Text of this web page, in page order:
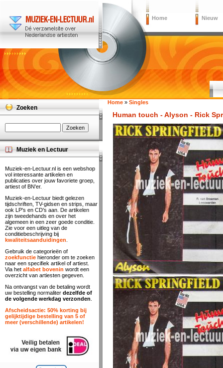
Home Nieuw
Home » Singles
Human touch - Alyson - Rick
Zoeken
Muziek en Lectuur
Muziek-en-Lectuur.nl is een webshop
vol interessante artikelen en
publicaties over jouw favoriete groep,
artiest of BN'er.
Muziek-en-Lectuur biedt gelezen
tijdschriften, TV-gidsen en strips, maar
ook LP's en CD's aan. De artikelen
zijn tweedehands en over het
algemeen in een zeer goede conditie.
Zie voor een uitleg van de
conditiebeschrijving bij
kwaliteitsaanduidingen
Gebruik de categorieën of
zoekfunctie hieronder om te zoeken
naar een specifiek artikel of artiest.
Via het alfabet bovenin wordt een
overzicht van artiesten gegeven.
Na ontvangst van de betaling wordt
uw bestelling normaliter dezelfde of
de volgende werkdag verzonden
Afscheidsactie: 50% korting bij
gelijktijdige bestelling van 5 of
meer (verschillende) artikelen!